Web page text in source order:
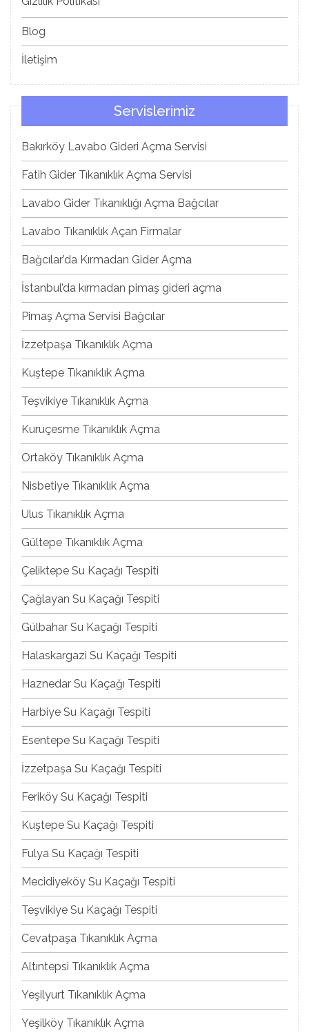
Blog
İletişim
Servislerimiz
Bakırköy Lavabo Gideri Açma Servisi
Fatih Gider Tıkanıklık Açma Servisi
Lavabo Gider Tıkanıklığı Açma Bağcılar
Lavabo Tıkanıklık Açan Firmalar
Bağcılar’da Kırmadan Gider Açma
İstanbul’da kırmadan pimaş gideri açma
Pimaş Açma Servisi Bağcılar
İzzetpaşa Tıkanıklık Açma
Kuştepe Tıkanıklık Açma
Teşvikiye Tıkanıklık Açma
Kuruçesme Tıkanıklık Açma
Ortaköy Tıkanıklık Açma
Nisbetiye Tıkanıklık Açma
Ulus Tıkanıklık Açma
Gültepe Tıkanıklık Açma
Çeliktepe Su Kaçağı Tespiti
Çağlayan Su Kaçağı Tespiti
Gülbahar Su Kaçağı Tespiti
Halaskargazi Su Kaçağı Tespiti
Haznedar Su Kaçağı Tespiti
Harbiye Su Kaçağı Tespiti
Esentepe Su Kaçağı Tespiti
İzzetpaşa Su Kaçağı Tespiti
Feriköy Su Kaçağı Tespiti
Kuştepe Su Kaçağı Tespiti
Fulya Su Kaçağı Tespiti
Mecidiyeköy Su Kaçağı Tespiti
Teşvikiye Su Kaçağı Tespiti
Cevatpaşa Tıkanıklık Açma
Altıntepsi Tıkanıklık Açma
Yeşilyurt Tıkanıklık Açma
Yeşilköy Tıkanıklık Açma